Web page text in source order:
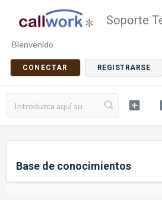
Soporte
Bienvenido
CONECTAR REGISTRARSE
Base de conocimientos